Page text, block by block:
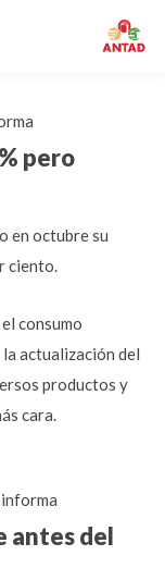
pero
en octubre su
ciento.
consumo
actualización del
productos y
cara.
antes del